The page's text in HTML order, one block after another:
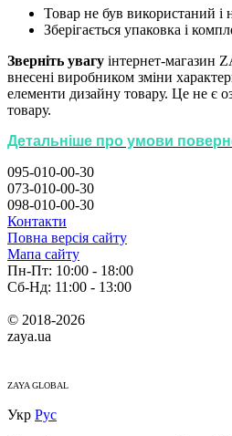
Товар не був використаний і
Зберiгається упаковка і
Зверніть увагу інтернет-магазин
внесені виробником зміни
елементи дизайну товару. Це не є
товару.
Детальніше про умови
095-010-00-30
073-010-00-30
098-010-00-30
Контакти
Повна версія сайту
Мапа сайту
Пн-Пт: 10:00 - 18:00
Сб-Нд: 11:00 - 13:00
© 2018-2026
zaya.ua
ZAYA GLOBAL
Укр Рус